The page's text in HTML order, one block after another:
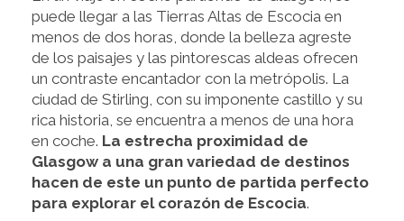
puede llegar a las Tierras Altas de Escocia en
menos de dos horas, donde la belleza agreste
de los paisajes y las pintorescas aldeas ofrecen
un contraste encantador con la metrópolis. La
ciudad de Stirling, con su imponente castillo y su
rica historia, se encuentra a menos de una hora
en coche. La estrecha proximidad de
Glasgow a una gran variedad de destinos
hacen de este un punto de partida perfecto
para explorar el corazón de Escocia.